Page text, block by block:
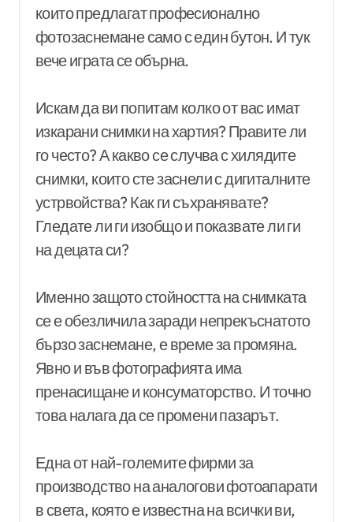
които предлагат професионално
фотозаснемане само с един бутон. И тук
вече играта се обърна.
Искам да ви попитам колко от вас имат
изкарани снимки на хартия? Правите ли
го често? А какво се случва с хилядите
снимки, които сте заснели с дигиталните
устрвойства? Как ги съхранявате?
Гледате ли ги изобщо и показвате ли ги
на децата си?
Именно защото стойността на снимката
се е обезличила заради непрекъснатото
бързо заснемане, е време за промяна.
Явно и във фотографията има
пренасищане и консуматорство. И точно
това налага да се промени пазарът.
Една от най-големите фирми за
производство на аналогови фотоапарати
в света, която е известна на всички ви,